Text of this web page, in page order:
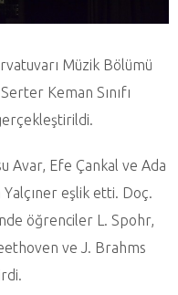
Müzik Bölümü
Keman Sınıfı
Avar, Efe Çankal ve Ada
eşlik etti. Doç.
öğrenciler L. Spohr,
ve J. Brahms